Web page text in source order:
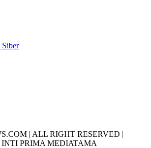
Siber
| ALL RIGHT RESERVED |
PRIMA MEDIATAMA